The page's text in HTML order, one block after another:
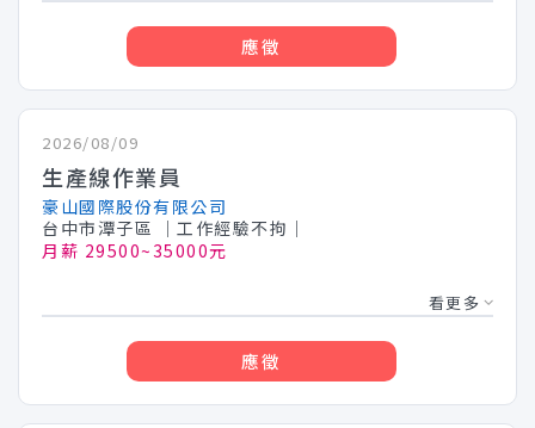
應徵
2026/08/09
生產線作業員
豪山國際股份有限公司
台中市潭子區
│工作經驗不拘│
月薪 29500~35000元
看更多
應徵